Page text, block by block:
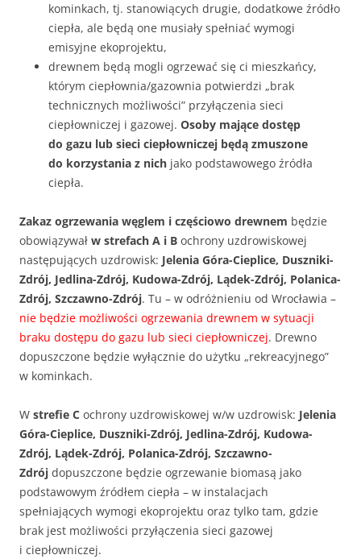
kominkach, tj. stanowiących drugie, dodatkowe źródło
ciepła, ale będą one musiały spełniać wymogi
emisyjne ekoprojektu,
drewnem będą mogli ogrzewać się ci mieszkańcy,
którym ciepłownia/gazownia potwierdzi „brak
technicznych możliwości” przyłączenia sieci
ciepłowniczej i gazowej. Osoby mające dostęp
do gazu lub sieci ciepłowniczej będą zmuszone
do korzystania z nich jako podstawowego źródła
ciepła.
Zakaz ogrzewania węglem i częściowo drewnem będzie
obowiązywał w strefach A i B ochrony uzdrowiskowej
następujących uzdrowisk: Jelenia Góra-Cieplice, Duszniki-
Zdrój, Jedlina-Zdrój, Kudowa-Zdrój, Lądek-Zdrój, Polanica-
Zdrój, Szczawno-Zdrój. Tu – w odróżnieniu od Wrocławia –
nie będzie możliwości ogrzewania drewnem w sytuacji
braku dostępu do gazu lub sieci ciepłowniczej. Drewno
dopuszczone będzie wyłącznie do użytku „rekreacyjnego”
w kominkach.
W strefie C ochrony uzdrowiskowej w/w uzdrowisk: Jelenia
Góra-Cieplice, Duszniki-Zdrój, Jedlina-Zdrój, Kudowa-
Zdrój, Lądek-Zdrój, Polanica-Zdrój, Szczawno-
Zdrój dopuszczone będzie ogrzewanie biomasą jako
podstawowym źródłem ciepła – w instalacjach
spełniających wymogi ekoprojektu oraz tylko tam, gdzie
brak jest możliwości przyłączenia sieci gazowej
i ciepłowniczej.